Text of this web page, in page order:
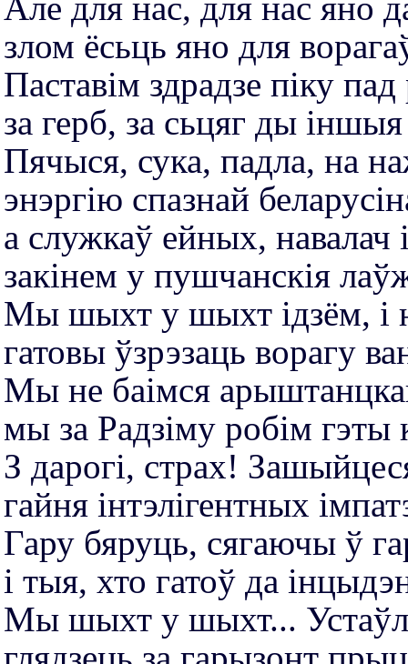
злом ёсьць яно для
Паставім здрадзе піку
за герб, за сьцяг ды
Пячыся, сука, падла, на
энэргію спазнай
а служкаў ейных, навалач
закінем у пушчанскiя
Мы шыхт у шыхт ідзём, і
гатовы ўзрэзаць ворагу
Мы не баімся
мы за Радзіму робiм гэты
З дарогі, страх!
гайня інтэлігентных
Гару бяруць, сягаючы ў
і тыя, хто гатоў да
Мы шыхт у шыхт...